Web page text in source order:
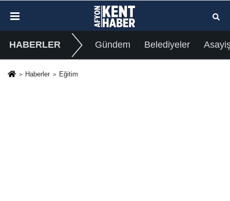
HABERLER Gündem Belediyeler
Haberler Eğitim